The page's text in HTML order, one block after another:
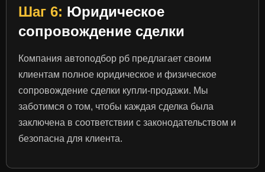
Шаг 6: Юридическое
сопровождение сделки
Компания автоподбор рб предлагает своим
клиентам полное юридическое и физическое
сопровождение сделки купли-продажи. Мы
заботимся о том, чтобы каждая сделка была
заключена в соответствии с законодательством и
безопасна для клиента.